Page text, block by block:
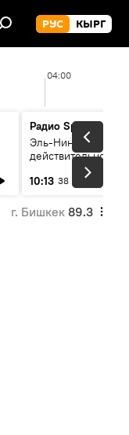
РУС КЫРГ
04:00
Радио Sputnik
Эль-Ниньо, жара и
действительно
погоду в
10:13 38 мин
г. Бишкек 89.3